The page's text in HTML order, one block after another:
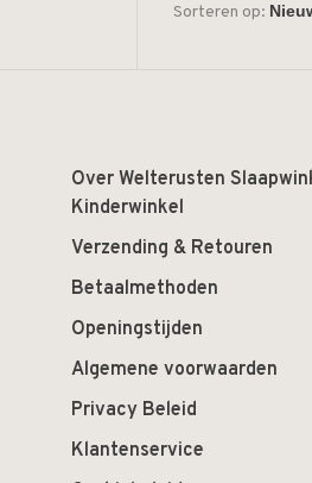
Sorteren op:
Over Welterusten
Kinderwinkel
Verzending & Retouren
Betaalmethoden
Openingstijden
Algemene voorwaarden
Privacy Beleid
Klantenservice